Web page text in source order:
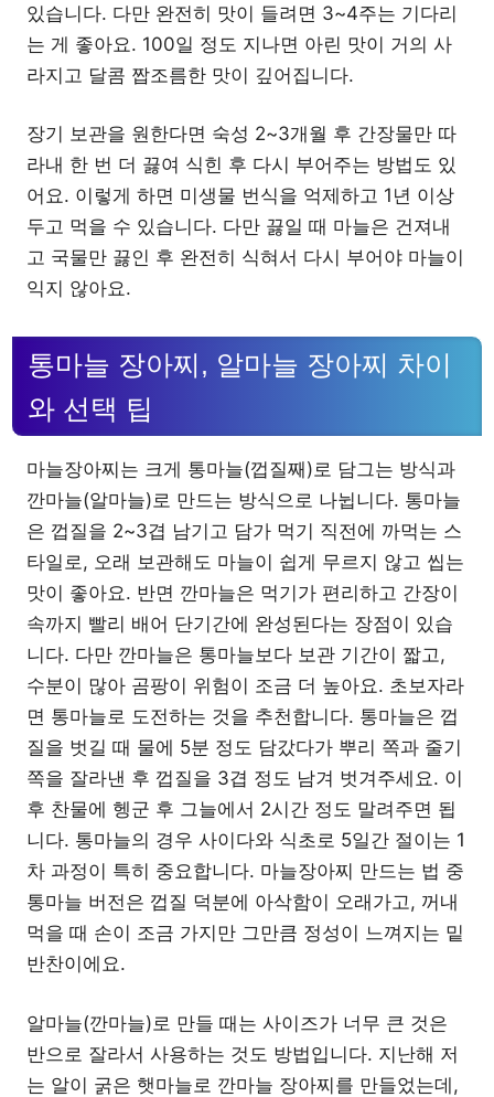
있습니다. 다만 완전히 맛이 들려면 3~4주는 기다리
는 게 좋아요. 100일 정도 지나면 아린 맛이 거의 사
라지고 달콤 짭조름한 맛이 깊어집니다.
장기 보관을 원한다면 숙성 2~3개월 후 간장물만 따
라내 한 번 더 끓여 식힌 후 다시 부어주는 방법도 있
어요. 이렇게 하면 미생물 번식을 억제하고 1년 이상
두고 먹을 수 있습니다. 다만 끓일 때 마늘은 건져내
고 국물만 끓인 후 완전히 식혀서 다시 부어야 마늘이
익지 않아요.
통마늘 장아찌, 알마늘 장아찌 차이
와 선택 팁
마늘장아찌는 크게 통마늘(껍질째)로 담그는 방식과
깐마늘(알마늘)로 만드는 방식으로 나뉩니다. 통마늘
은 껍질을 2~3겹 남기고 담가 먹기 직전에 까먹는 스
타일로, 오래 보관해도 마늘이 쉽게 무르지 않고 씹는
맛이 좋아요. 반면 깐마늘은 먹기가 편리하고 간장이
속까지 빨리 배어 단기간에 완성된다는 장점이 있습
니다. 다만 깐마늘은 통마늘보다 보관 기간이 짧고,
수분이 많아 곰팡이 위험이 조금 더 높아요. 초보자라
면 통마늘로 도전하는 것을 추천합니다. 통마늘은 껍
질을 벗길 때 물에 5분 정도 담갔다가 뿌리 쪽과 줄기
쪽을 잘라낸 후 껍질을 3겹 정도 남겨 벗겨주세요. 이
후 찬물에 헹군 후 그늘에서 2시간 정도 말려주면 됩
니다. 통마늘의 경우 사이다와 식초로 5일간 절이는 1
차 과정이 특히 중요합니다. 마늘장아찌 만드는 법 중
통마늘 버전은 껍질 덕분에 아삭함이 오래가고, 꺼내
먹을 때 손이 조금 가지만 그만큼 정성이 느껴지는 밑
반찬이에요.
알마늘(깐마늘)로 만들 때는 사이즈가 너무 큰 것은
반으로 잘라서 사용하는 것도 방법입니다. 지난해 저
는 알이 굵은 햇마늘로 깐마늘 장아찌를 만들었는데,